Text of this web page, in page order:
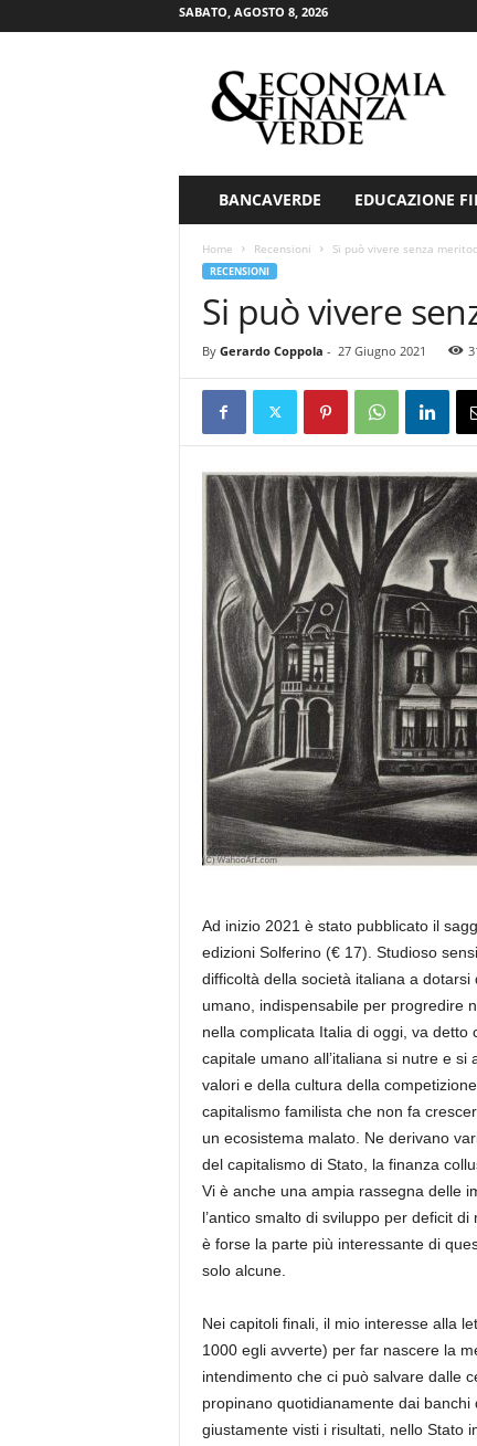
SABATO, AGOSTO 8, 2026
z
e
BANCAVERDE EDUCAZIONE
Home Recensioni Si può vivere senza
RECENSIONI
Si può vivere
By Gerardo Coppola - 27 Giugno 2021
Ad inizio 2021 è stato pubblicato il
edizioni Solferino (€ 17). Studioso
difficoltà della società italiana a
umano, indispensabile per progredire
nella complicata Italia di oggi, va
capitale umano all’italiana si nutre e
valori e della cultura della
capitalismo familista che non fa
un ecosistema malato. Ne derivano
del capitalismo di Stato, la finanza
Vi è anche una ampia rassegna delle
l’antico smalto di sviluppo per deficit
è forse la parte più interessante di
solo alcune.
Nei capitoli finali, il mio interesse alla
1000 egli avverte) per far nascere la
intendimento che ci può salvare dalle
propinano quotidianamente dai banchi
giustamente visti i risultati, nello Stato